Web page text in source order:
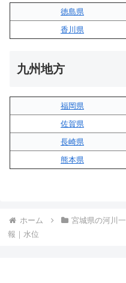
徳島県
香川県
九州地方
福岡県
佐賀県
長崎県
熊本県
ホーム 宮城県の河川
報｜水位